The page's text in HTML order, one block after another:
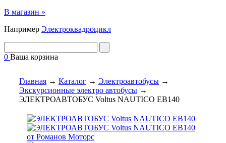
В магазин »
Например Электроквадроцикл
0 Ваша корзина
Главная → Каталог → Электроавтобусы →
Экскурсионные электро автобусы →
ЭЛЕКТРОАВТОБУС Voltus NAUTICO EB140